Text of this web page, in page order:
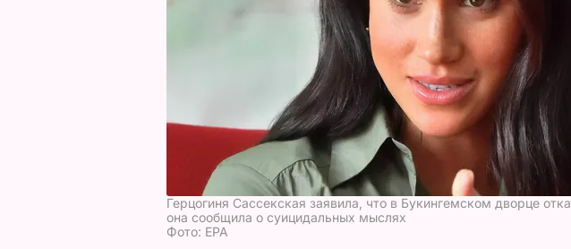
Герцогиня Сассекская заявила, что в Букингемском дворце
она сообщила о суицидальных мыслях
Фото: ЕРА